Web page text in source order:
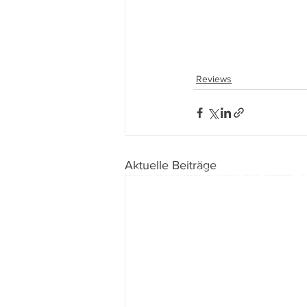
Reviews
Aktuelle Beiträge
Impressum IDatenschutz